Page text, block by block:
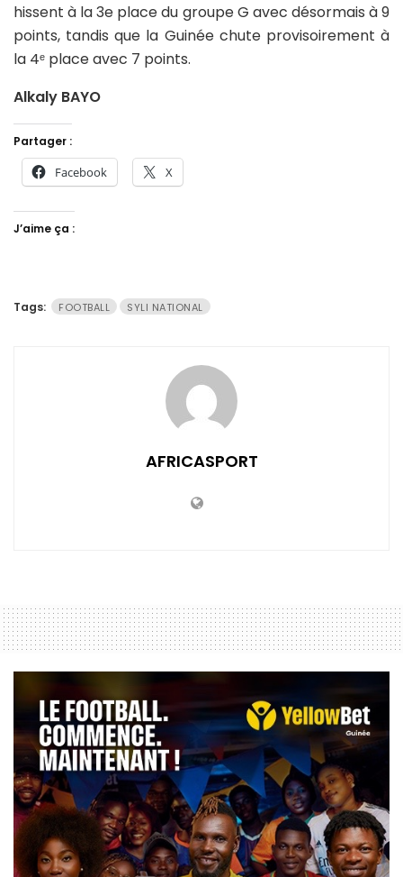
hissent à la 3e place du groupe G avec désormais à 9
points, tandis que la Guinée chute provisoirement à
la 4ᵉ place avec 7 points.
Alkaly BAYO
Partager :
Facebook X
J’aime ça :
Tags: FOOTBALL SYLI NATIONAL
AFRICASPORT